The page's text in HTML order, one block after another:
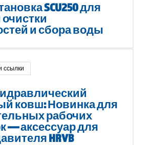
SCU250 для
и сбора воды
ссылки
ковш: Новинка для
рабочих
— аксессуар для
HRVB